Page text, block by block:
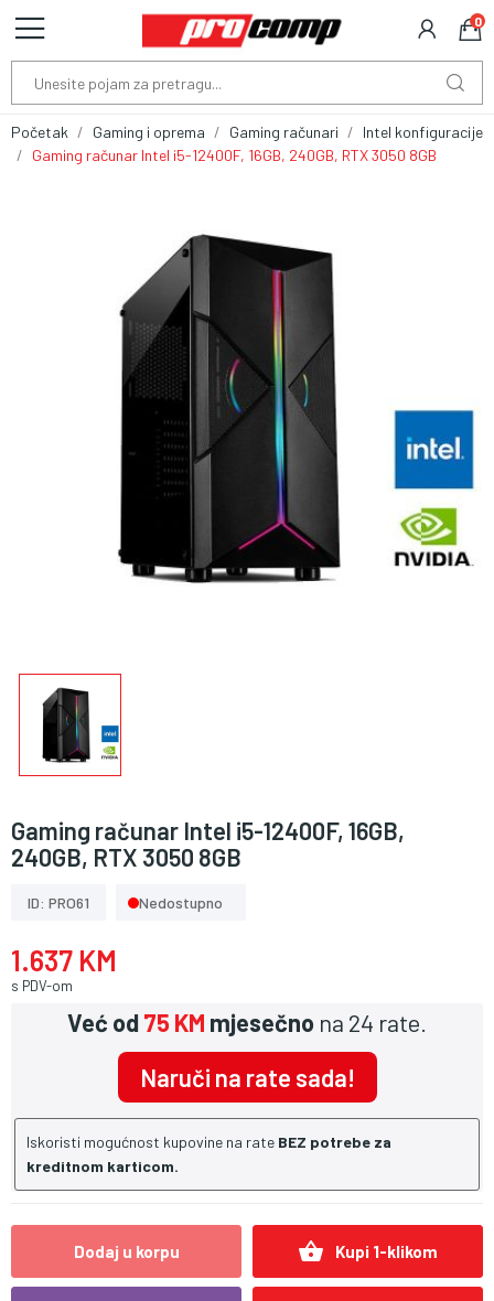
0
Početak Gaming i oprema Gaming računari
Intel konfiguracije
Gaming računar Intel i5-12400F, 16GB, 240GB, RTX 3050 8GB
Gaming računar Intel i5-12400F, 16GB,
240GB, RTX 3050 8GB
ID: PRO61 Nedostupno
1.637 KM
s PDV-om
Već od75 KM mjesečno na 24 rate.
Naruči na rate sada!
Iskoristi mogućnost kupovine na rate BEZ potrebe za
kreditnom karticom.
Dodaj u korpu shopping_basket Kupi 1-klikom